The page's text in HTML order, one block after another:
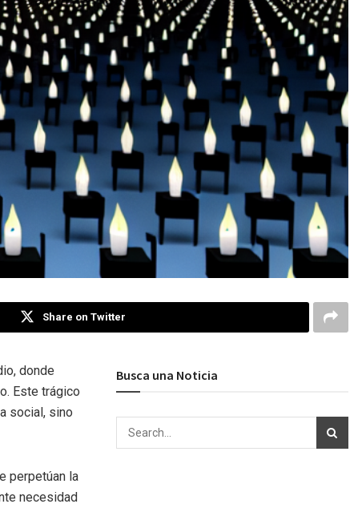
Share on Twitter
donde
Este trágico
social, sino
perpetúan la
necesidad
Busca una Noticia